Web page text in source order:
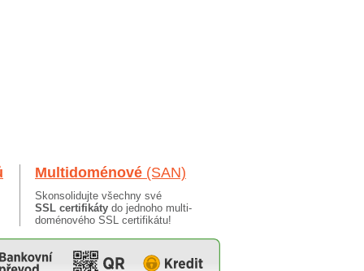
Multidoménové (SAN)
Skonsolidujte všechny své
SSL certifikáty do jednoho multi-
doménového SSL certifikátu!